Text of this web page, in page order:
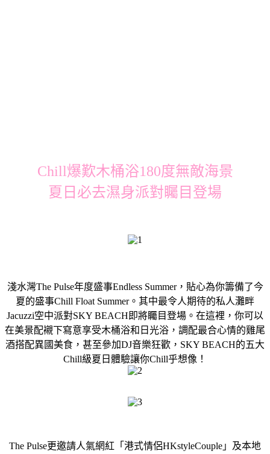
Chill爆歎木桶浴180度無敵海景
夏日必去濕身派對矚目登場
淺水灣The Pulse年度盛事Endless Summer，貼心為你籌備了今
夏的盛事Chill Float Summer。其中最令人期待的私人灘畔
Jacuzzi空中派對SKY BEACH即將矚目登場。在這裡，你可以
在美景配襯下寫意享受木桶浴和日光浴，調配最合心情的雞尾
酒搭配異國美食，甚至參加DJ音樂狂歡，SKY BEACH的五大
Chill級夏日體驗讓你Chill乎想像！
The Pulse更邀請人氣網紅「港式情侶HKstyleCouple」及本地